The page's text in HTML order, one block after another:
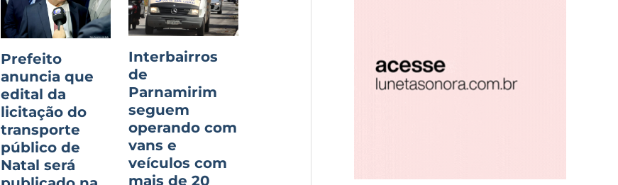
Prefeito
anuncia que
edital da
licitação do
transporte
público de
Natal será
Interbairros
de
Parnamirim
seguem
operando com
vans e
veículos com
mais de 20